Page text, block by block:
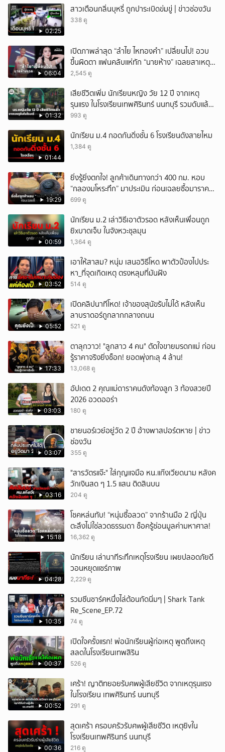
02:25
สาวเตือนกลิ่นบุหรี่ ถูกปาระเบิดข่มขู่ | ข่าวช่องวัน
338 ดู
06:04
เปิดภาพล่าสุด “ลำไย ไหทองคำ” เปลี่ยนไป! อวบ
ขึ้นผิดตา แฟนคลับแห่ทัก “นายห้าง” เฉลยสาเหตุ
ชัด!
2,545 ดู
01:32
เสียชีวิตเพิ่ม นักเรียนหญิง วัย 12 ปี จากเหตุ
รุนแรง ในโรงเรียนเทพศิรินทร์ นนทบุรี รวมดับแล้ว
9 ราย
993 ดู
01:44
นักเรียน ม.4 กอดกันดิ่งชั้น 6 โรงเรียนดังสายไหม
1,384 ดู
19:29
ยิ่งรู้ยิ่งตกใจ! ลูกค้าเดินทางกว่า 400 กม. หอบ
“กลองมโหระทึก” มาประเมิน ก่อนเฉลยซื้อมาราคา
เท่าไหร่?
699 ดู
00:59
นักเรียน ม.2 เล่าวิธีเอาตัวรอด หลังเห็นเพื่อนถูก
ยิxบาดเจ็บ ในจังหวะชุลมุน
1,364 ดู
03:52
เอาให้สาสม? หนุ่ม เสนอวิธีโหด พาตัวป๋องไปประ
หา_ที่จุดเกิดเหตุ ตรงหลุมที่มันฝัง
514 ดู
05:52
เปิดคลิปนาทีโหด! เจ้าของสุนัขรับไม่ได้ หลังเห็น
ลาบราดอร์ถูกลากกลางถนน
521 ดู
17:33
ตาลุกวาว! "ลูกสาว 4 คน" ตัดใจขายมรดกแม่ ก่อน
รู้ราคาจริงยิ่งช็อก! ยอดพุ่งทะลุ 4 ล้าน!
13,068 ดู
03:03
อัปเดต 2 คุณแม่ดาราคนดังท้องลูก 3 ท้องสวยปี
2026 อวดออร่า
180 ดู
03:07
ชายนอร์เวย์อยู่วัด 2 ปี อ้างพาสปอร์ตหาย | ข่าว
ช่องวัน
355 ดู
03:16
"สารวัตรแจ๊ะ" ใส่กุญแจมือ หน.แก๊งเวียดนาม หลังค
วักเงินสด ๆ 1.5 แสน ติดสินบน
204 ดู
15:18
โชคหล่นทับ! “หนุ่มซื้อลวด” จากร้านมือ 2 ญี่ปุ่น
ตะลึงไม่ใช่ลวดธรรมดา ช็อครู้ซ่อนมูลค่ามหาศาล!
16,362 ดู
04:28
นักเรียน เล่านาทีระทึกเหตุโรงเรียน เผยปลอดภัยดี
วอนหยุดแชร์ภาพ
2,229 ดู
10:35
รวมซีนชาร์คหนึ่งไล่ต้อนกัดนิ่มๆ | Shark Tank
Re_Scene_EP.72
74 ดู
00:37
เปิดใจครั้งแรก! พ่อนักเรียนผู้ก่อเหตุ พูดถึงเหตุ
สลดในโรงเรียนเทพสิริน
526 ดู
00:52
เศร้า! ญาติทยอยรับศพผู้เสียชีวิต จากเหตุรุนแรง
ในโรงเรียน เทพศิรินทร์ นนทบุรี
291 ดู
00:36
สุดเศร้า ครอบครัวรับศwผู้เสียชีวิต เหตุยิvใน
โรงเรียนเทพศิรินทร์ นนทบุรี
216 ดู